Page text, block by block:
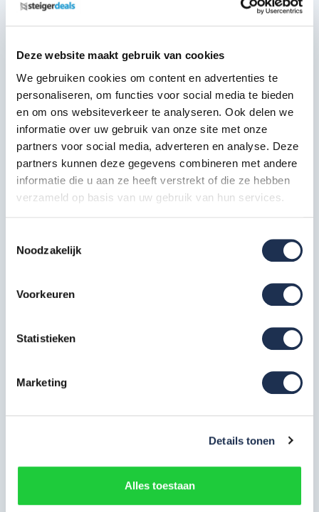
Deze website maakt gebruik van cookies
We gebruiken cookies om content en advertenties te
personaliseren, om functies voor social media te bieden
en om ons websiteverkeer te analyseren. Ook delen we
informatie over uw gebruik van onze site met onze
partners voor social media, adverteren en analyse. Deze
partners kunnen deze gegevens combineren met andere
informatie die u aan ze heeft verstrekt of die ze hebben
verzameld op basis van uw gebruik van hun services.
Noodzakelijk
Voorkeuren
Statistieken
Marketing
Details tonen
Alles toestaan
De ASC gevelsteiger van 80 m² is speciaal ontwikkeld voor
middelgrote gevelprojecten waarbij betrouwbaarheid en
schilderwerk of gevelrenovatie: deze steiger biedt voldoende
plaats en stabiliteit om meerdere vakmensen tegelijk efficiënt
te laten werken. Het lichte maar sterke aluminium frame maakt
de opbouw eenvoudig en de steiger goed verplaatsbaar.
Dankzij de stevige schoren en stabilisatoren blijft de
constructie stabiel, zelfs op grotere hoogtes. Daarmee is deze
gevelsteiger een uitstekende keuze voor langdurige en
2 x Gevelframe 75-100-3 eindleuning
32 x ASC Horizontaal schoor 250
6 x ASC Platform 250 zonder luik
Handleiding